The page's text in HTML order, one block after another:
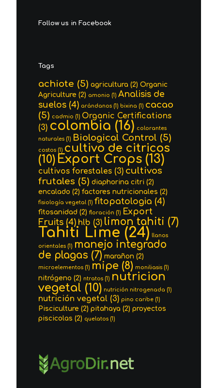
Follow us in Facebook
Tags
achiote (5) agricultura (2) Organic
Agriculture (2) amonio (1) Analisis de
suelos(4) arándanos(1) bixina (1) cacao
(5) cadmio (1) Organic Certifications
(3) colombia (16) colorantes
naturales(1) Biological Control (5)
costos(1) cultivo de citricos
(10) Export Crops(13)
cultivos forestales(3) cultivos
frutales (5) diaphorina citri (2)
encalado (2) factores nutricionales (2)
fisiología vegetal (1) fitopatologia (4)
fitosanidad (2) floración (1) Export
Fruits(4) hlb (3) limon tahiti (7)
Tahiti Lime (24)
llanos
orientales(1) manejo integrado
de plagas (7) marañon (2)
microelementos(1) mipe (8) moniliasis(1)
nitrógeno (2) ntratos(1) nutricion
vegetal (10) nutrición nitrogenada (1)
nutrición vegetal(3) pino caribe(1)
Pisciculture (2) pitahaya (2) proyectos
piscicolas (2) quelatos(1)